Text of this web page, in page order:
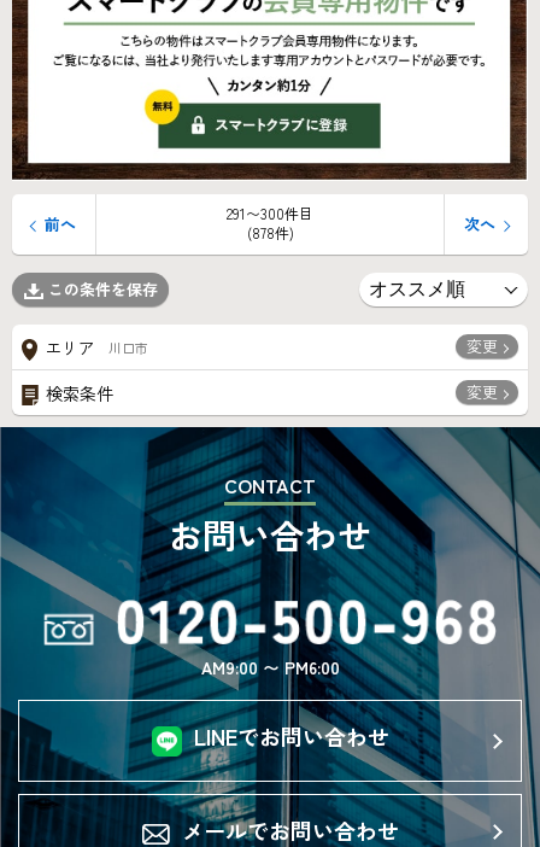
291〜300件目
(878件)
前へ 次へ
この条件を保存
エリア 川口市 変更
検索条件 変更
CONTACT
お問い合わせ
AM9:00 〜 PM6:00
LINEでお問い合わせ
メールでお問い合わせ